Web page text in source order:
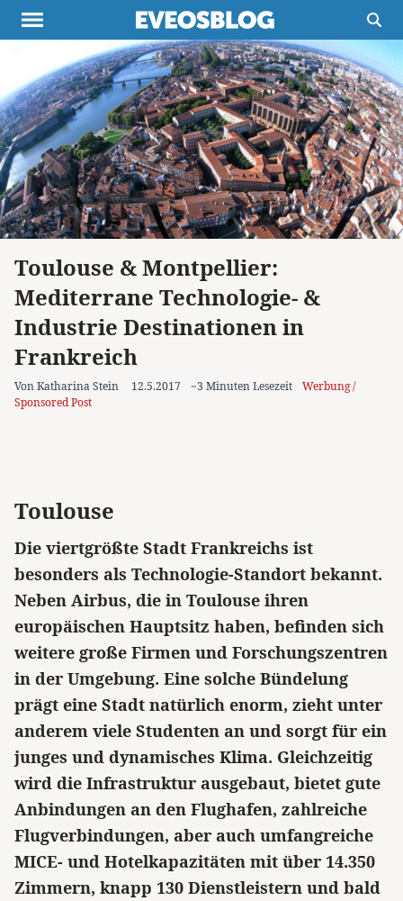
Themen Projekte
Inspiration
Destinationen
Über uns
Werbung
Buchtipps
Newsletter
Toulouse & Montpellier:
Mediterrane Technologie- &
Industrie Destinationen in
Frankreich
Von Katharina Stein 12.5.2017 ~3 Minuten Lesezeit
Werbung /
Sponsored Post
Toulouse
Die viertgrößte Stadt Frankreichs ist
besonders als Technologie-Standort bekannt.
Neben Airbus, die in Toulouse ihren
europäischen Hauptsitz haben, befinden sich
weitere große Firmen und Forschungszentren
in der Umgebung. Eine solche Bündelung
prägt eine Stadt natürlich enorm, zieht unter
anderem viele Studenten an und sorgt für ein
junges und dynamisches Klima. Gleichzeitig
wird die Infrastruktur ausgebaut, bietet gute
Anbindungen an den Flughafen, zahlreiche
Flugverbindungen, aber auch umfangreiche
MICE- und Hotelkapazitäten mit über 14.350
Zimmern, knapp 130 Dienstleistern und bald